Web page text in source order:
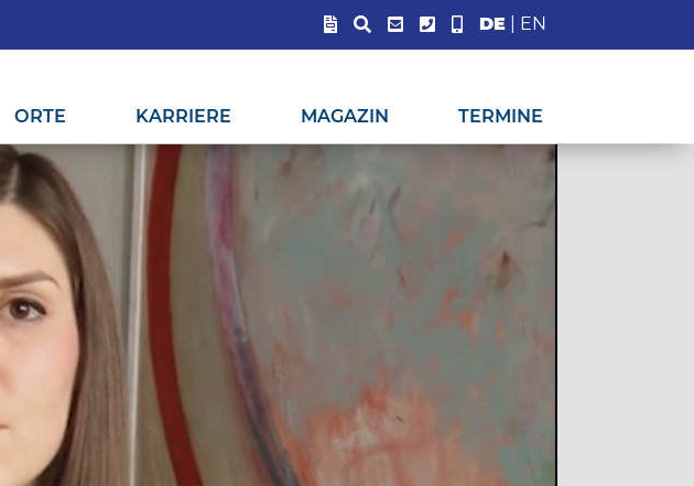
DE| EN
ORTE KARRIERE MAGAZIN TERMINE